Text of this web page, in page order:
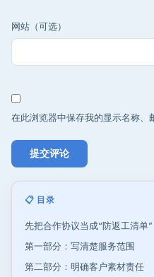
网站（可选）
在此浏览器中保存我的显示名称
📋 目录
先把合作协议当成“防返工清单”
第一部分：写清楚服务范围
第二部分：明确客户素材责任